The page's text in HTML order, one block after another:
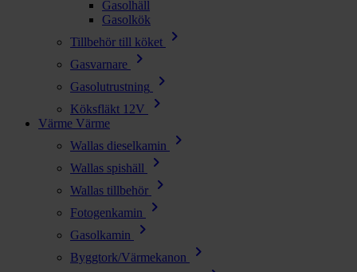
Gasolhäll
Gasolkök
Tillbehör till köket
chevron_right
Gasvarnare chevron_right
Gasolutrustning chevron_right
Köksfläkt 12V chevron_right
Värme Värme
Wallas dieselkamin
chevron_right
Wallas spishäll chevron_right
Wallas tillbehör chevron_right
Fotogenkamin chevron_right
Gasolkamin chevron_right
Byggtork/Värmekanon chevron_right